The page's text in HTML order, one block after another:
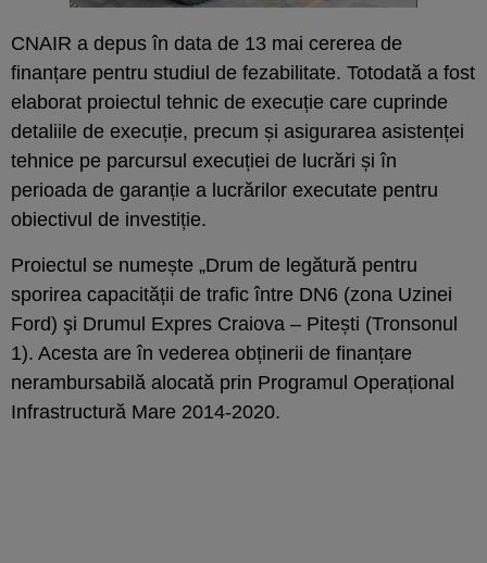
CNAIR a depus în data de 13 mai cererea de
finanțare pentru studiul de fezabilitate. Totodată a fost
elaborat proiectul tehnic de execuție care cuprinde
detaliile de execuție, precum și asigurarea asistenței
tehnice pe parcursul execuției de lucrări și în
perioada de garanție a lucrărilor executate pentru
obiectivul de investiție.
Proiectul se numește „Drum de legătură pentru
sporirea capacității de trafic între DN6 (zona Uzinei
Ford) şi Drumul Expres Craiova – Pitești (Tronsonul
1). Acesta are în vederea obținerii de finanțare
nerambursabilă alocată prin Programul Operațional
Infrastructură Mare 2014-2020.